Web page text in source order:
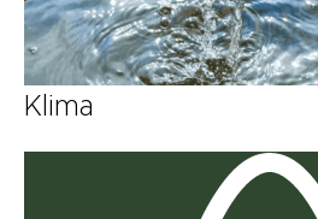
Klima